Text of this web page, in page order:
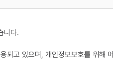
문자와 숫자의 조합(하나의 주민등록
자의 조합
니다.
되고 있으며, 개인정보보호를 위해 어